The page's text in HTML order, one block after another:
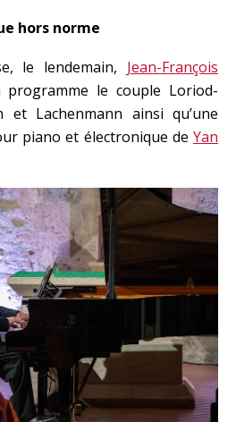
hors norme
le lendemain, Jean-François
le couple Loriod-
et Lachenmann ainsi qu’une
piano et électronique de Yan